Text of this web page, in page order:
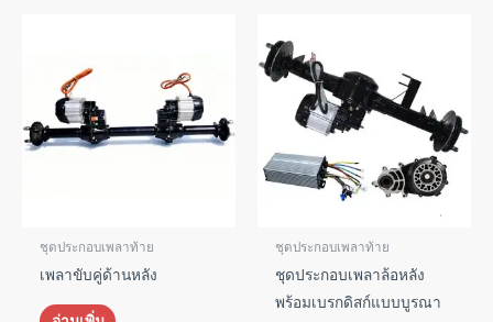
ชุดประกอบเพลาท้าย
เพลาขับคู่ด้านหลัง
ชุดประกอบเพลาท้าย
ชุดประกอบเพลาล้อหลัง
พร้อมเบรกดิสก์แบบบูรณา